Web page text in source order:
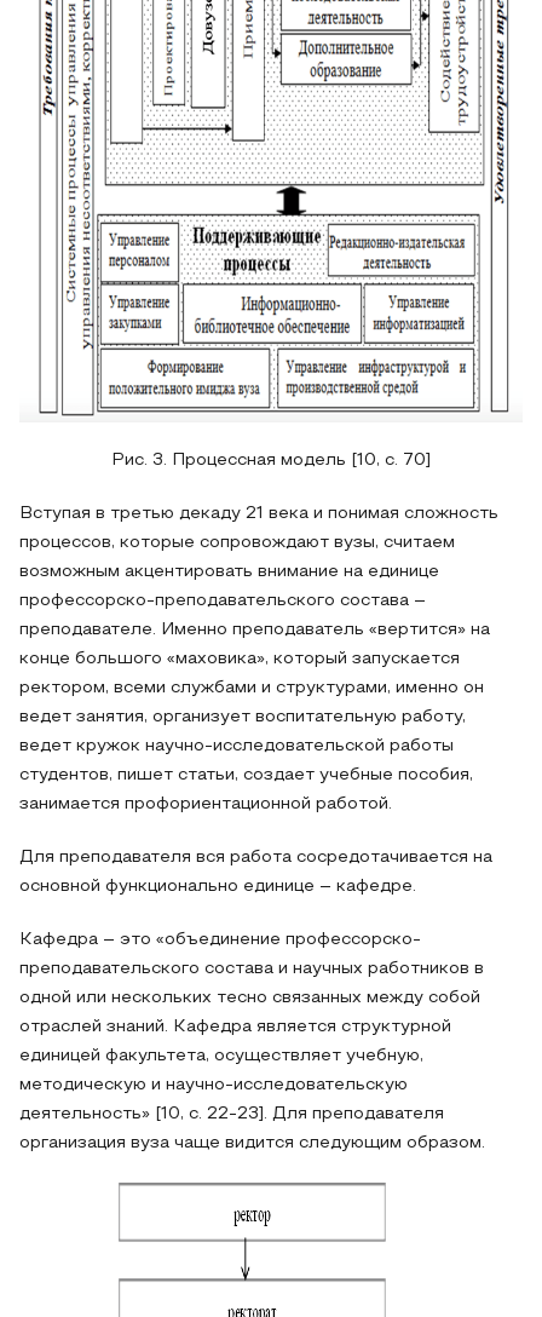
Рис. 3. Процессная модель [10, с. 70]
Вступая в третью декаду 21 века и понимая сложность
процессов, которые сопровождают вузы, считаем
возможным акцентировать внимание на единице
профессорско-преподавательского состава –
преподавателе. Именно преподаватель «вертится» на
конце большого «маховика», который запускается
ректором, всеми службами и структурами, именно он
ведет занятия, организует воспитательную работу,
ведет кружок научно-исследовательской работы
студентов, пишет статьи, создает учебные пособия,
занимается профориентационной работой.
Для преподавателя вся работа сосредотачивается на
основной функционально единице – кафедре.
Кафедра – это «объединение профессорско-
преподавательского состава и научных работников в
одной или нескольких тесно связанных между собой
отраслей знаний. Кафедра является структурной
единицей факультета, осуществляет учебную,
методическую и научно-исследовательскую
деятельность» [10, с. 22-23]. Для преподавателя
организация вуза чаще видится следующим образом.